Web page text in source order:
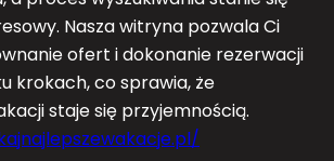
Nasza witryna pozwala Ci
ofert i dokonanie rezerwacji
krokach, co sprawia, że
staje się przyjemnością.